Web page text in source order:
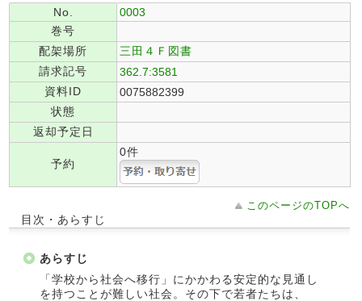
No.
0003
巻号
配架場所
三田４Ｆ図書
請求記号
362.7:3581
資料ID
0075882399
状態
返却予定日
予約
0件
このページのTOPへ
目次・あらすじ
あらすじ
「学校から社会へ移行」にかかわる安定的な見通し
を持つことが難しい社会。その下で若者たちは、